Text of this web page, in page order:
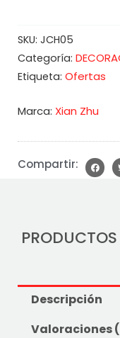
SKU: JCH05
Categoría:
Etiqueta: Ofertas
Marca: Xian Zhu
Compartir:
PRODUCTOS
Descripción
Valoraciones